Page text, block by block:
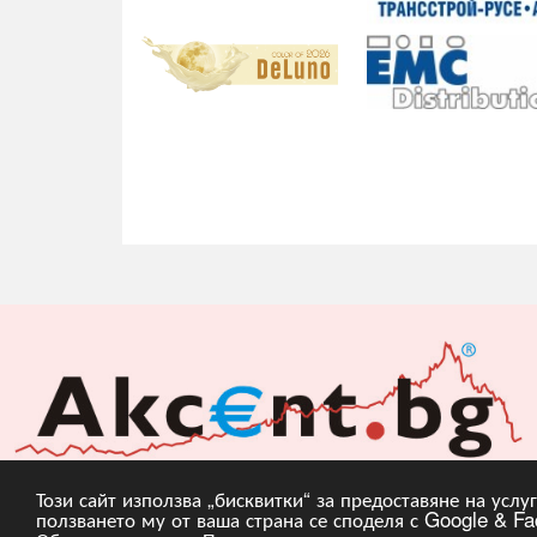
Този сайт използва „бисквитки“ за предоставяне на
ползването му от ваша страна се споделя с Google &
Copyright © 2010,